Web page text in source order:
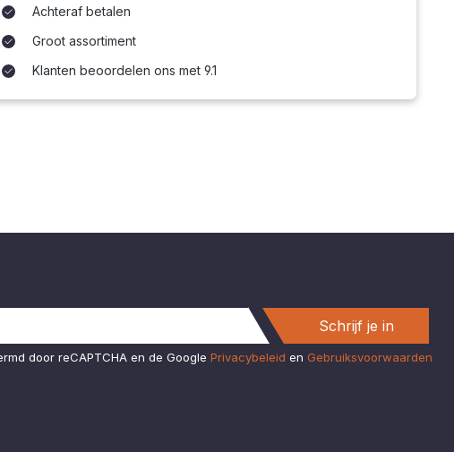
Achteraf betalen
Groot assortiment
Klanten beoordelen ons met 9.1
Schrijf je in
door reCAPTCHA en de Google Privacybeleid en Gebruiksvoorwaarden